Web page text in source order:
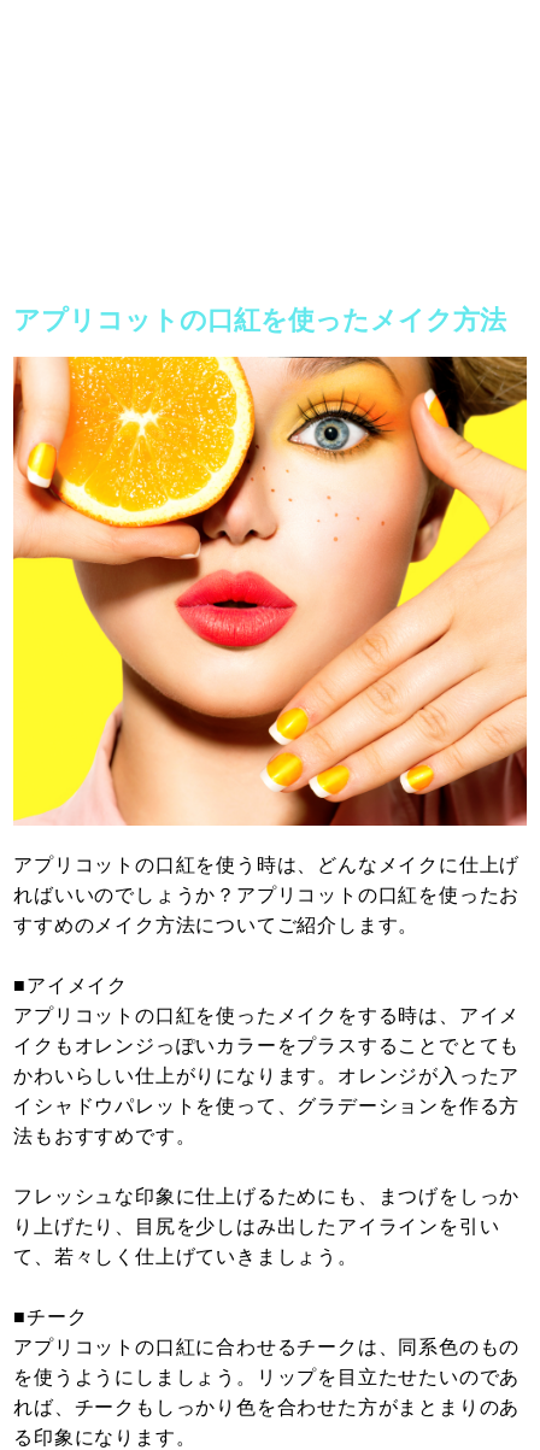
アプリコットの口紅を使ったメイク方法
アプリコットの口紅を使う時は、どんなメイクに仕上げ
ればいいのでしょうか？アプリコットの口紅を使ったお
すすめのメイク方法についてご紹介します。
■アイメイク
アプリコットの口紅を使ったメイクをする時は、アイメ
イクもオレンジっぽいカラーをプラスすることでとても
かわいらしい仕上がりになります。オレンジが入ったア
イシャドウパレットを使って、グラデーションを作る方
法もおすすめです。
フレッシュな印象に仕上げるためにも、まつげをしっか
り上げたり、目尻を少しはみ出したアイラインを引い
て、若々しく仕上げていきましょう。
■チーク
アプリコットの口紅に合わせるチークは、同系色のもの
を使うようにしましょう。リップを目立たせたいのであ
れば、チークもしっかり色を合わせた方がまとまりのあ
る印象になります。